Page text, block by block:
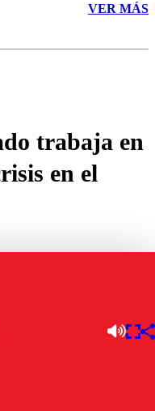
VER MÁS
trabaja en
en el